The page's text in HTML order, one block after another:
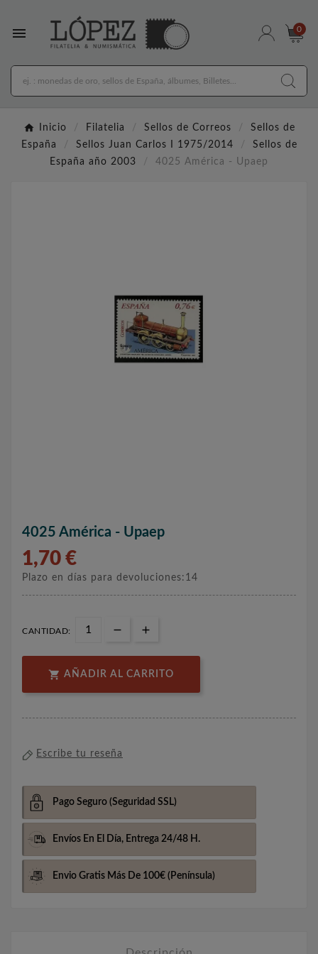
 0
Inicio Filatelia Sellos de Correos
Sellos de
España
Sellos Juan Carlos I 1975/2014
Sellos de
España año 2003
4025 América - Upaep
4025 América - Upaep
1,70 €
Plazo en días para devoluciones:14
CANTIDAD:
 AÑADIR AL CARRITO
Escribe tu reseña
Pago Seguro (Seguridad SSL)
Envíos En El Día, Entrega 24/48 H.
Envio Gratis Más De 100€ (Península)